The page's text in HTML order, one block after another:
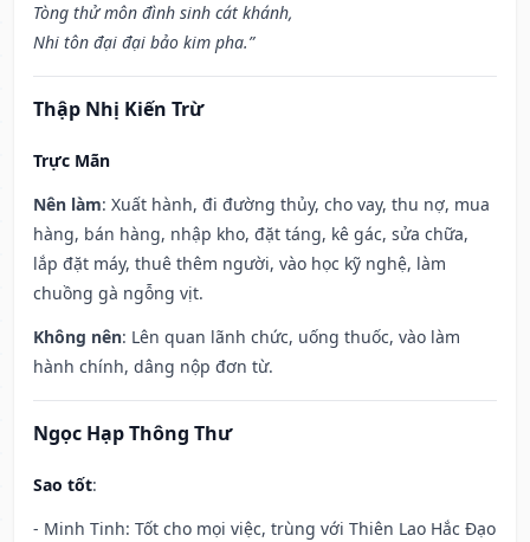
Tòng thử môn đình sinh cát khánh,
Nhi tôn đại đại bảo kim pha.”
Thập Nhị Kiến Trừ
Trực Mãn
Nên làm: Xuất hành, đi đường thủy, cho vay, thu nợ, mua
hàng, bán hàng, nhập kho, đặt táng, kê gác, sửa chữa,
lắp đặt máy, thuê thêm người, vào học kỹ nghệ, làm
chuồng gà ngỗng vịt.
Không nên: Lên quan lãnh chức, uống thuốc, vào làm
hành chính, dâng nộp đơn từ.
Ngọc Hạp Thông Thư
Sao tốt:
- Minh Tinh: Tốt cho mọi việc, trùng với Thiên Lao Hắc Đạo